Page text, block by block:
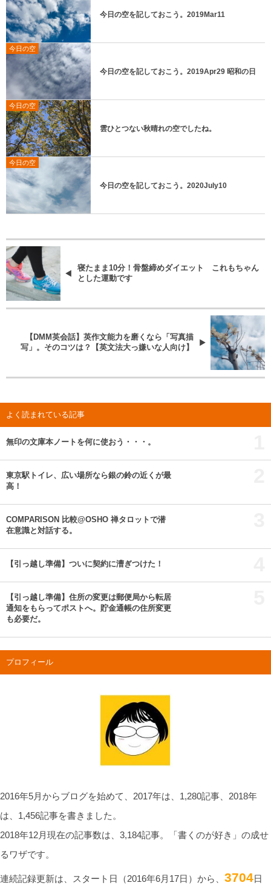
今日の空を記しておこう。2019Mar11
今日の空
今日の空を記しておこう。2019Apr29 昭和の日
今日の空
雲ひとつない秋晴れの空でしたね。
今日の空
今日の空を記しておこう。2020July10
寝たまま10分！骨盤締めダイエット これもちゃん
とした運動です
【DMM英会話】英作文能力を磨くなら「写真描
写」。そのコツは？【英文法大っ嫌いな人向け】
よく読まれている記事
無印の文庫本ノートを何に使おう・・・。
東京駅トイレ、広い場所なら銀の鈴の近くが最
高！
COMPARISON 比較@OSHO 禅タロットで潜
在意識と対話する。
【引っ越し準備】ついに契約に漕ぎつけた！
【引っ越し準備】住所の変更は郵便局から転居
通知をもらってポストへ。貯金通帳の住所変更
も必要だ。
プロフィール
2016年5月からブログを始めて、2017年は、1,280記事、2018年
は、1,456記事を書きました。
2018年12月現在の記事数は、3,184記事。「書くのが好き」の成せ
るワザです。
連続記録更新は、スタート日（2016年6月17日）から、 3704日